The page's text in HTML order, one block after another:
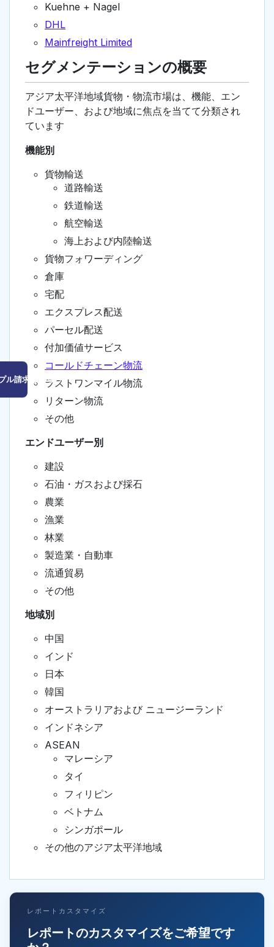
ル請求はこちら
Kuehne + Nagel
DHL
Mainfreight Limited
セグメンテーションの概要
アジア太平洋地域貨物・物流市場は、機能、エン
ドユーザー、および地域に焦点を当てて分類され
ています
機能別
貨物輸送
道路輸送
鉄道輸送
航空輸送
海上および内陸輸送
貨物フォワーディング
倉庫
宅配
エクスプレス配送
パーセル配送
付加価値サービス
コールドチェーン物流
ラストワンマイル物流
リターン物流
その他
エンドユーザー別
建設
石油・ガスおよび採石
農業
漁業
林業
製造業・自動車
流通貿易
その他
地域別
中国
インド
日本
韓国
オーストラリアおよび ニュージーランド
インドネシア
ASEAN
マレーシア
タイ
フィリピン
ベトナム
シンガポール
その他のアジア太平洋地域
レポートカスタマイズ
レポートのカスタマイズをご希望です